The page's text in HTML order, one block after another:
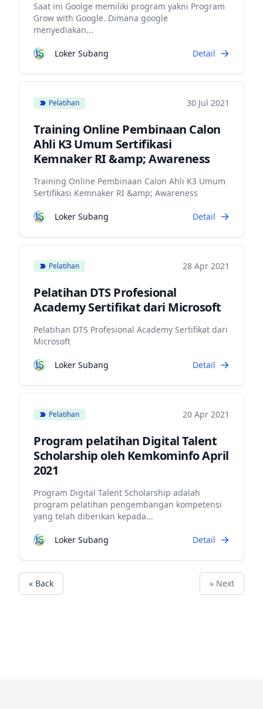
Saat ini Goolge memiliki program yakni Program
Grow with Google. Dimana google
menyediakan...
Loker Subang Detail
Pelatihan 30 Jul 2021
Training Online Pembinaan Calon
Ahli K3 Umum Sertifikasi
Kemnaker RI &amp; Awareness
Training Online Pembinaan Calon Ahli K3 Umum
Sertifikasi Kemnaker RI &amp; Awareness
Loker Subang Detail
Pelatihan 28 Apr 2021
Pelatihan DTS Profesional
Academy Sertifikat dari Microsoft
Pelatihan DTS Profesional Academy Sertifikat dari
Microsoft
Loker Subang Detail
Pelatihan 20 Apr 2021
Program pelatihan Digital Talent
Scholarship oleh Kemkominfo April
2021
Program Digital Talent Scholarship adalah
program pelatihan pengembangan kompetensi
yang telah diberikan kepada...
Loker Subang Detail
« Back » Next